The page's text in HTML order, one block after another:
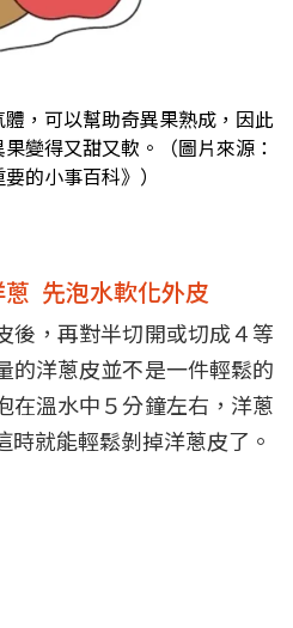
，可以幫助奇異果熟成，因此
變得又甜又軟。（圖片來源：
的小事百科》）
先泡水軟化外皮
後，再對半切開或切成４等
的洋蔥皮並不是一件輕鬆的
在溫水中５分鐘左右，洋蔥
就能輕鬆剝掉洋蔥皮了。